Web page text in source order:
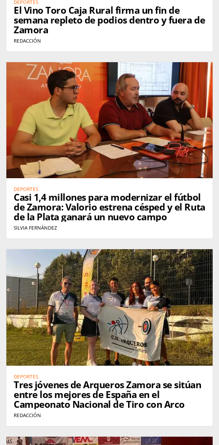
DEPORTES
El Vino Toro Caja Rural firma un fin de
semana repleto de podios dentro y fuera de
Zamora
REDACCIÓN
DEPORTES
Casi 1,4 millones para modernizar el fútbol
de Zamora: Valorio estrena césped y el Ruta
de la Plata ganará un nuevo campo
SILVIA FERNÁNDEZ
DEPORTES
Tres jóvenes de Arqueros Zamora se sitúan
entre los mejores de España en el
Campeonato Nacional de Tiro con Arco
REDACCIÓN